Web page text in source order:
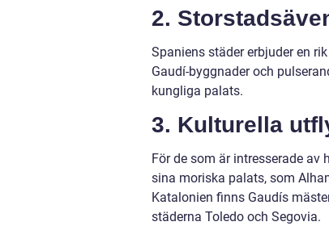
2.
Spaniens städer erbjuder en
Gaudí-byggnader och
kungliga palats.
3. Kulturella
För de som är intresserade
sina moriska palats, som
Katalonien finns Gaudís
städerna Toledo och Segovia.